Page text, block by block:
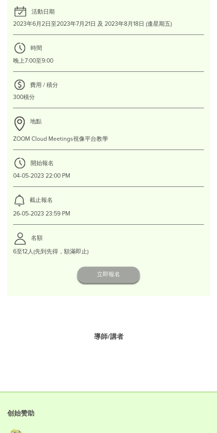
活動日期
2023年6月2日至2023年7月21日 及 2023年8月18日 (逢星期五)
時間
晚上7:00至9:00
費用 / 積分
300積分
地點
ZOOM Cloud Meetings視像平台教學
開始報名
04-05-2023 22:00 PM
截止報名
26-05-2023 23:59 PM
名額
6至12人(先到先得，額滿即止)
立即報名
導師/講者
创始赞助